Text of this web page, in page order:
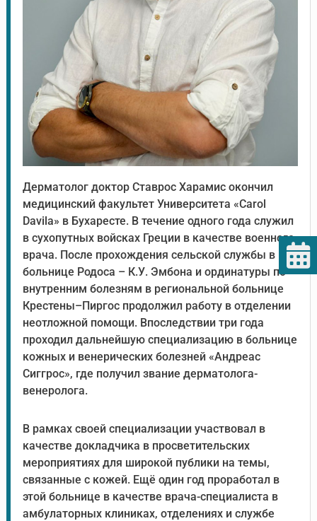
Дерматолог доктор Ставрос Харамис окончил
медицинский факультет Университета «Carol
Davila» в Бухаресте. В течение одного года служил
в сухопутных войсках Греции в качестве военного
врача. После прохождения сельской службы в
больнице Родоса – К.У. Эмбона и ординатуры по
внутренним болезням в региональной больнице
Крестены–Пиргос продолжил работу в отделении
неотложной помощи. Впоследствии три года
проходил дальнейшую специализацию в больнице
кожных и венерических болезней «Андреас
Сиггрос», где получил звание дерматолога-
венеролога.
В рамках своей специализации участвовал в
качестве докладчика в просветительских
мероприятиях для широкой публики на темы,
связанные с кожей. Ещё один год проработал в
этой больнице в качестве врача-специалиста в
амбулаторных клиниках, отделениях и службе